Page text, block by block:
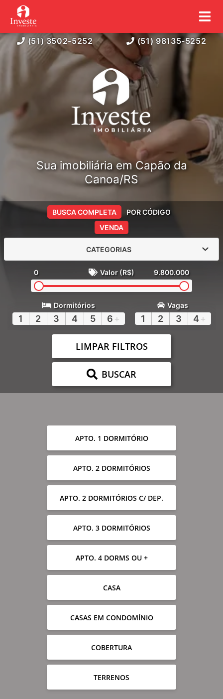
(51) 3502-5252 (51) 98135-5252
Sua imobiliária em Capão da
Canoa/RS
VENDA
BUSCA COMPLETA POR CÓDIGO
CATEGORIAS
0 Valor (R$) 9.800.000
Dormitórios
1 2 3 4 5 6 +
Vagas
1 2 3 4 +
LIMPAR FILTROS
BUSCAR
APTO. 1 DORMITÓRIO
APTO. 2 DORMITÓRIOS
APTO. 2 DORMITÓRIOS C/ DEP.
APTO. 3 DORMITÓRIOS
APTO. 4 DORMS OU +
CASA
CASAS EM CONDOMÍNIO
COBERTURA
TERRENOS